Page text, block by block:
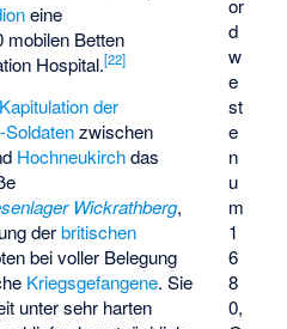
or
d
w
e
st
e
n
u
m
1
6
8
0,
eine
mobilen Betten
Hospital.[22]
Kapitulation der
Soldatenzwischen
Hochneukirchdas
Wickrathberg,
derbritischen
bei voller Belegung
Kriegsgefangene. Sie
unter sehr harten